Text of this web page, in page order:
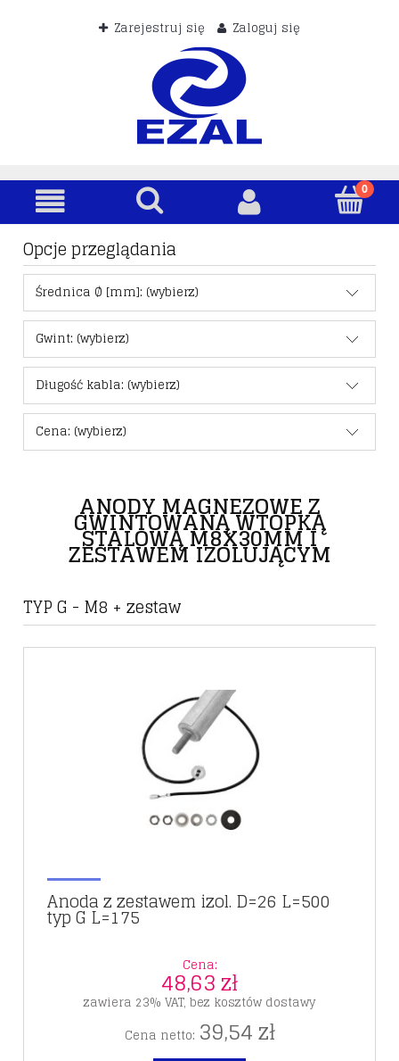
Zarejestruj się Zaloguj się
Opcje przeglądania
Średnica Ø [mm]: (wybierz)
Gwint: (wybierz)
Długość kabla: (wybierz)
Cena: (wybierz)
ANODY MAGNEZOWE Z
GWINTOWANĄ WTOPKĄ
STALOWĄ M8X30MM I
ZESTAWEM IZOLUJĄCYM
TYP G - M8 + zestaw
Anoda z zestawem izol. D=26 L=500
typ G L=175
Cena:
48,63 zł
zawiera 23% VAT, bez kosztów dostawy
Cena netto: 39,54 zł